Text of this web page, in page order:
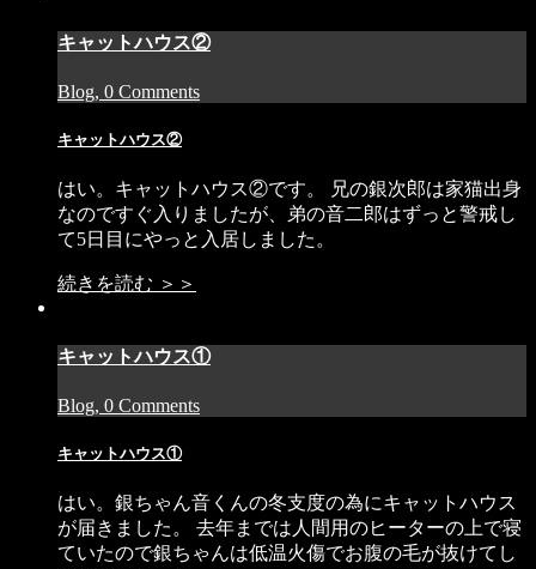
キャットハウス②
Blog, 0 Comments
キャットハウス②
はい。キャットハウス②です。 兄の銀次郎は家猫出身
なのですぐ入りましたが、弟の音二郎はずっと警戒し
て5日目にやっと入居しました。
続きを読む ＞＞
キャットハウス①
Blog, 0 Comments
キャットハウス①
はい。銀ちゃん音くんの冬支度の為にキャットハウス
が届きました。 去年までは人間用のヒーターの上で寝
ていたので銀ちゃんは低温火傷でお腹の毛が抜けてし